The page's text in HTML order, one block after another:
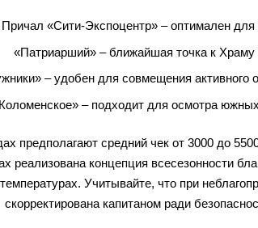
Причал «Сити-Экспоцентр» – оптимален для
«Патриарший» – ближайшая точка к Храму
– удобен для совмещения активного
– подходит для осмотра
предполагают средний чек от 3000 до
концепция всесезонности
Учитывайте, что при
скорректирована капитаном ради